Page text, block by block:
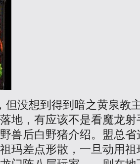
但没想到得到暗之黄泉教
地，有应该不是看魔龙
兽后白野猪介绍。盟总
差点形散，一旦动用祖